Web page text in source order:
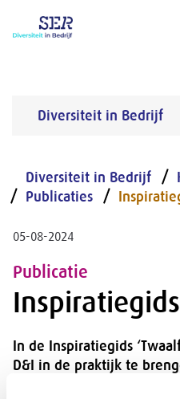
Diversiteit in Bedrijf
Diversiteit in Bedrijf
Publicaties
05-08-2024
Publicatie
Inspiratiegids
In de Inspiratiegids
D&I in de praktijk te
Diversiteit in Bedrijf